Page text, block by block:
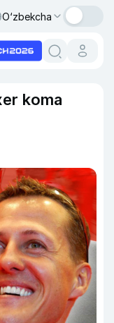
O‘zbekcha
koma